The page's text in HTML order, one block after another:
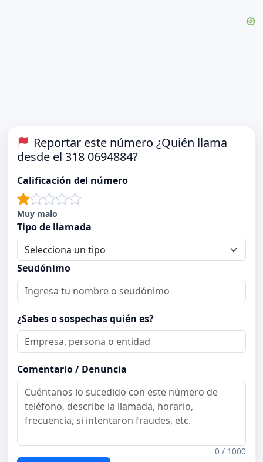
Reportar este número ¿Quién llama
desde el 318 0694884?
Calificación del número
Muy malo
Tipo de llamada
Seudónimo
¿Sabes o sospechas quién es?
Comentario / Denuncia
0 / 1000